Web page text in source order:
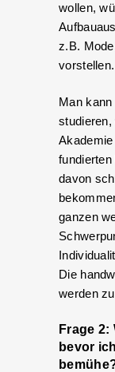
wollen,
z.B.
vorstellen.
Man
studieren,
fundierten
davon
ganzen
Die
werden
Frage
bevor